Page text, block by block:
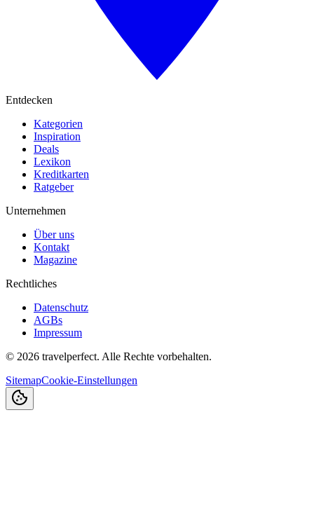
Entdecken
Kategorien
Inspiration
Deals
Lexikon
Kreditkarten
Ratgeber
Unternehmen
Über uns
Kontakt
Magazine
Rechtliches
Datenschutz
AGBs
Impressum
© 2026 travelperfect. Alle Rechte vorbehalten.
SitemapCookie-Einstellungen